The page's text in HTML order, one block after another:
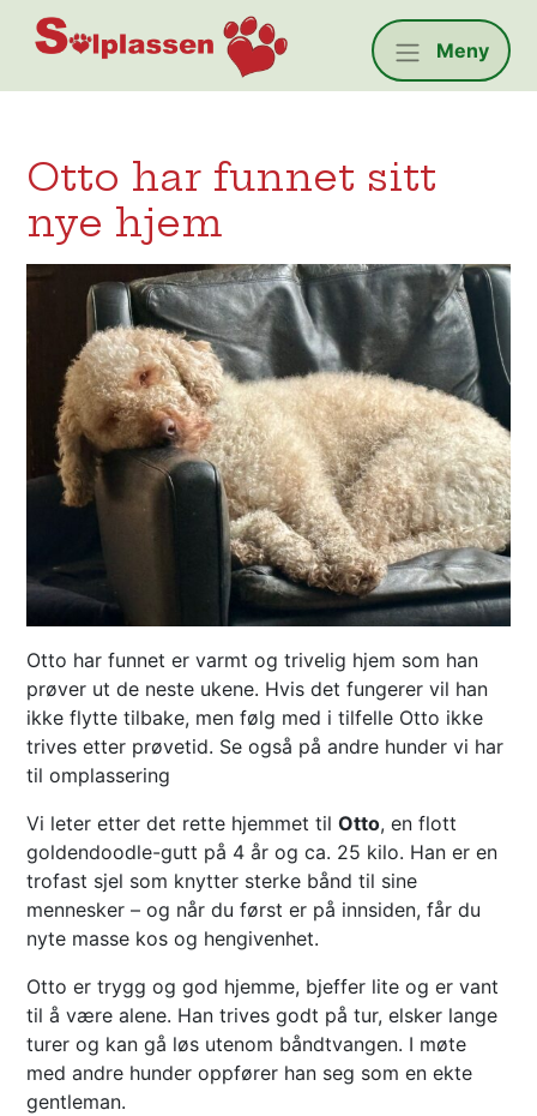
Solplassen
Meny
Otto har funnet sitt
nye hjem
Otto har funnet er varmt og trivelig hjem som han
prøver ut de neste ukene. Hvis det fungerer vil han
ikke flytte tilbake, men følg med i tilfelle Otto ikke
trives etter prøvetid. Se også på andre hunder vi har
til omplassering
Vi leter etter det rette hjemmet tilOtto, en flott
goldendoodle-gutt på 4 år og ca. 25 kilo. Han er en
trofast sjel som knytter sterke bånd til sine
mennesker – og når du først er på innsiden, får du
nyte masse kos og hengivenhet.
Otto er trygg og god hjemme, bjeffer lite og er vant
til å være alene. Han trives godt på tur, elsker lange
turer og kan gå løs utenom båndtvangen. I møte
med andre hunder oppfører han seg som en ekte
gentleman.